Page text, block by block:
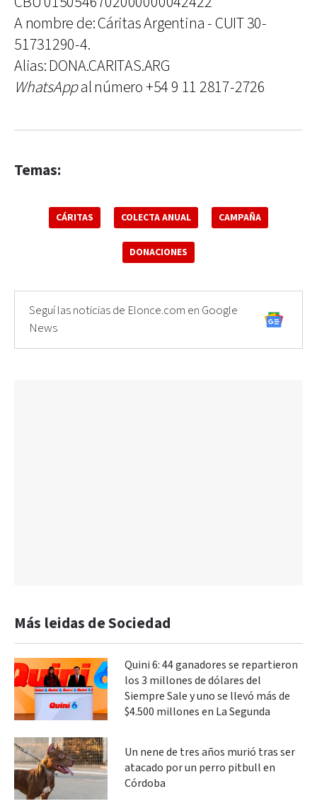
A nombre de: Cáritas Argentina - CUIT 30-
51731290-4.
Alias: DONA.CARITAS.ARG
WhatsAppal número +54 9 11 2817-2726
Temas:
CÁRITAS COLECTA ANUAL CAMPAÑA
DONACIONES
Seguí las noticias de Elonce.com en Google
News
Más leidas de Sociedad
Quini 6: 44 ganadores se repartieron
los 3 millones de dólares del
Siempre Sale y uno se llevó más de
$4.500 millones en La Segunda
Un nene de tres años murió tras ser
atacado por un perro pitbull en
Córdoba